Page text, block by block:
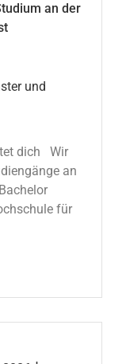
an der
und
dich Wir
an
für